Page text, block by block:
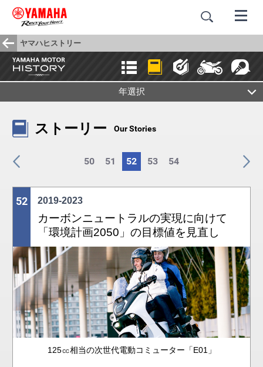
ヤマハヒストリー
年選択
ストーリー Our Stories
50 51 52 53 54
52 2019-2023
カーボンニュートラルの実現に向けて
「環境計画2050」の目標値を見直し
125㏄相当の次世代電動コミューター「E01」